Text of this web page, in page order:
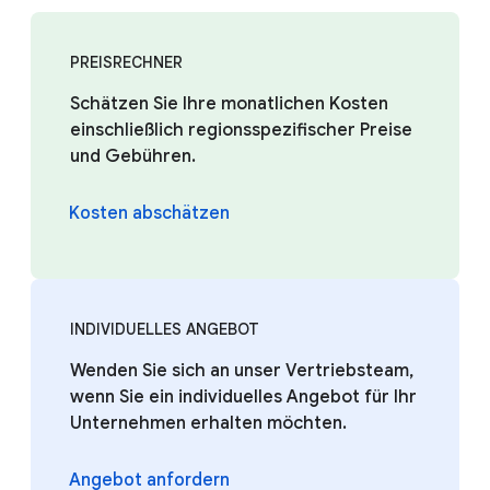
PREISRECHNER
Schätzen Sie Ihre monatlichen Kosten
einschließlich regionsspezifischer Preise
und Gebühren.
Kosten abschätzen
INDIVIDUELLES ANGEBOT
Wenden Sie sich an unser Vertriebsteam,
wenn Sie ein individuelles Angebot für Ihr
Unternehmen erhalten möchten.
Angebot anfordern